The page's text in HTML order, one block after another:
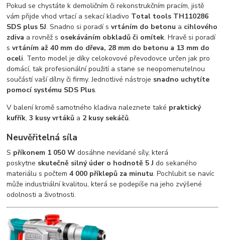
Pokud se chystáte k demoličním či rekonstrukčním pracím, jistě
vám přijde vhod vrtací a sekací kladivo Total tools TH110286
SDS plus 5J. Snadno si poradí svrtáním do betonu a cihlového
zdiva a rovněž s osekáváním obkladů či omítek. Hravě si poradí
svrtáním až 40 mm do dřeva, 28 mm do betonu a 13 mm do
oceli. Tento model je díky celokovové převodovce určen jak pro
domácí, tak profesionální použití a stane se neopomenutelnou
součástí vaší dílny či firmy. Jednotlivé nástroje snadno uchytíte
pomocí systému SDS Plus.
V balení kromě samotného kladiva naleznete také praktický
kufřík,3 kusy vrtáků a 2 kusy sekáčů.
Neuvěřitelná síla
S příkonem 1 050 W dosáhne nevídané síly, která
poskytne skutečně silný úder o hodnotě 5 J do sekaného
materiálu s počtem4 000 příklepů za minutu. Pochlubit se navíc
může industriální kvalitou, která se podepíše na jeho zvýšené
odolnosti a životnosti.